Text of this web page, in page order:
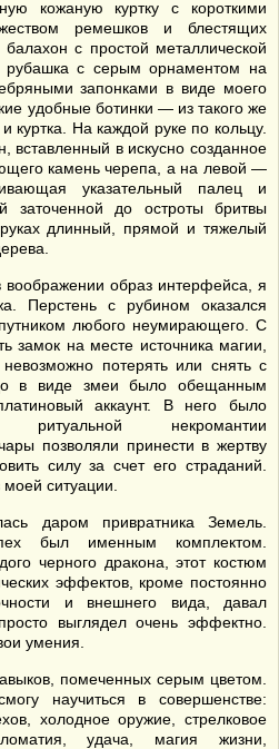
кожаную куртку с короткими
ремешков и блестящих
с простой металлической
с серым орнаментом на
запонками в виде моего
удобные ботинки — из такого же
куртка. На каждой руке по кольцу.
в искусно созданное
камень черепа, а на левой —
указательный палец и
заточенной до остроты бритвы
длинный, прямой и тяжелый
воображении образ интерфейса, я
Перстень с рубином оказался
любого неумирающего. С
замок на месте источника магии,
потерять или снять с
в виде змеи было обещанным
аккаунт. В него было
ритуальной некромантии
позволяли принести в жертву
силу за счет его страданий.
ситуации.
даром привратника Земель.
был именным комплектом.
черного дракона, этот костюм
эффектов, кроме постоянно
и внешнего вида, давал
выглядел очень эффектно.
умения.
помеченных серым цветом.
научиться в совершенстве:
холодное оружие, стрелковое
удача, магия жизни,